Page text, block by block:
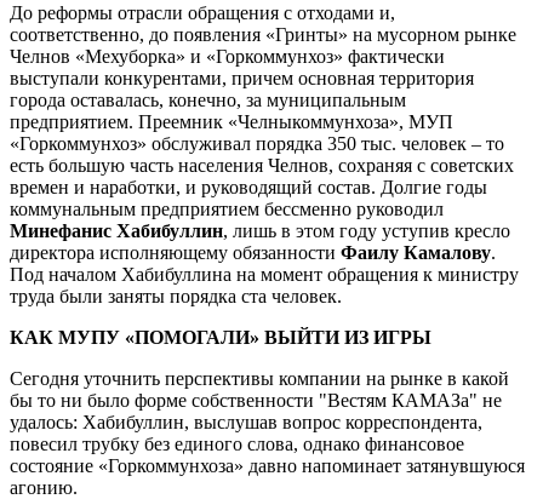
До реформы отрасли обращения с отходами и,
соответственно, до появления «Гринты» на мусорном рынке
Челнов «Мехуборка» и «Горкоммунхоз» фактически
выступали конкурентами, причем основная территория
города оставалась, конечно, за муниципальным
предприятием. Преемник «Челныкоммунхоза», МУП
«Горкоммунхоз» обслуживал порядка 350 тыс. человек – то
есть большую часть населения Челнов, сохраняя с советских
времен и наработки, и руководящий состав. Долгие годы
коммунальным предприятием бессменно руководил
Минефанис Хабибуллин, лишь в этом году уступив кресло
директора исполняющему обязанности Фаилу Камалову.
Под началом Хабибуллина на момент обращения к министру
труда были заняты порядка ста человек.
КАК МУПУ «ПОМОГАЛИ» ВЫЙТИ ИЗ ИГРЫ
Сегодня уточнить перспективы компании на рынке в какой
бы то ни было форме собственности "Вестям КАМАЗа" не
удалось: Хабибуллин, выслушав вопрос корреспондента,
повесил трубку без единого слова, однако финансовое
состояние «Горкоммунхоза» давно напоминает затянувшуюся
агонию.